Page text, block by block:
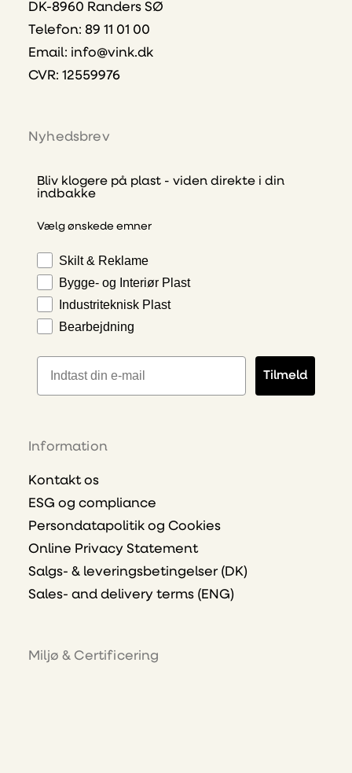
DK-8960 Randers SØ
Telefon: 89 11 01 00
Email: info@vink.dk
CVR: 12559976
Nyhedsbrev
Bliv klogere på plast - viden direkte i din
indbakke
Vælg ønskede emner
Skilt & Reklame
Bygge- og Interiør Plast
Industriteknisk Plast
Bearbejdning
E-mailadresse
Tilmeld
Information
Kontakt os
ESG og compliance
Persondatapolitik og Cookies
Online Privacy Statement
Salgs- & leveringsbetingelser (DK)
Sales- and delivery terms (ENG)
Miljø & Certificering